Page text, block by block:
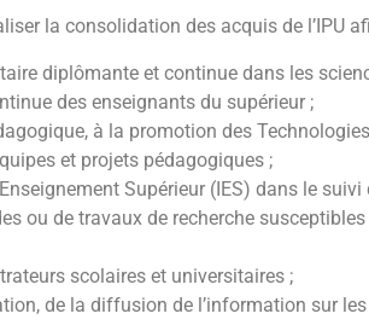
la consolidation des acquis de l’IPU
diplômante et continue dans les
des enseignants du supérieur ;
à la promotion des
et projets pédagogiques ;
Supérieur (IES) dans le
ou de travaux de recherche
scolaires et universitaires ;
de la diffusion de l’information sur